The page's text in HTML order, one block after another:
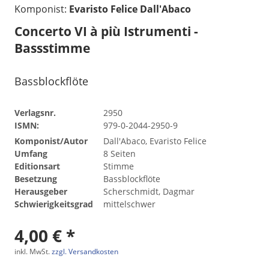
Komponist: Evaristo Felice Dall'Abaco
Concerto VI à più Istrumenti -
Bassstimme
Bassblockflöte
Verlagsnr.
2950
ISMN:
979-0-2044-2950-9
Komponist/Autor
Dall'Abaco, Evaristo Felice
Umfang
8 Seiten
Editionsart
Stimme
Besetzung
Bassblockflöte
Herausgeber
Scherschmidt, Dagmar
Schwierigkeitsgrad
mittelschwer
4,00 € *
inkl. MwSt.zzgl. Versandkosten